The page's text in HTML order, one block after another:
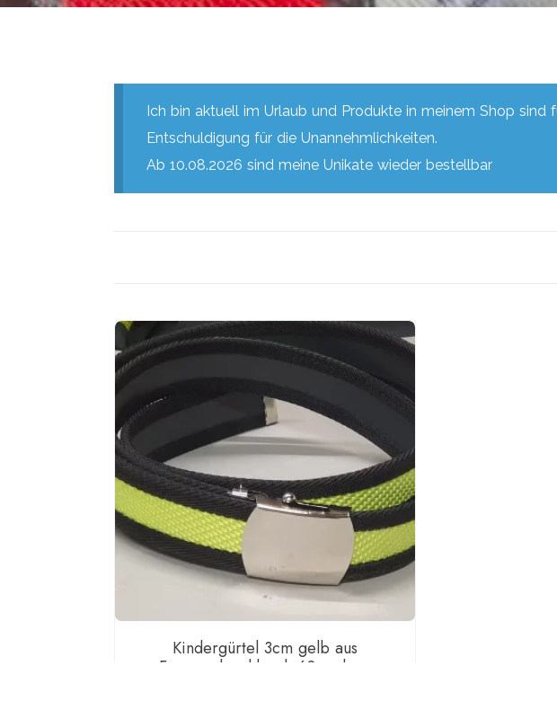
Ich bin aktuell im Urlaub und Produkte in meinem Shop
Entschuldigung für die Unannehmlichkeiten.
Ab 10.08.2026 sind meine Unikate wieder bestellbar
Kindergürtel 3cm gelb aus
Feuerwehrschlauch 60cm lang